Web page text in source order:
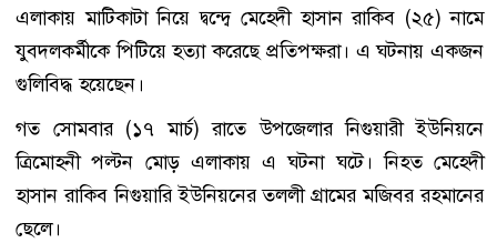
এলাকায় মাটিকাটা নিয়ে দ্বন্দ্বে মেহেদী হাসান রাকিব (২৫) নামে
যুবদলকর্মীকে পিটিয়ে হত্যা করেছে প্রতিপক্ষরা। এ ঘটনায় একজন
গুলিবিদ্ধ হয়েছেন।
গত সোমবার (১৭ মার্চ) রাতে উপজেলার নিগুয়ারী ইউনিয়নে
ত্রিমোহনী পল্টন মোড় এলাকায় এ ঘটনা ঘটে। নিহত মেহেদী
হাসান রাকিব নিগুয়ারি ইউনিয়নের তললী গ্রামের মজিবর রহমানের
ছেলে।